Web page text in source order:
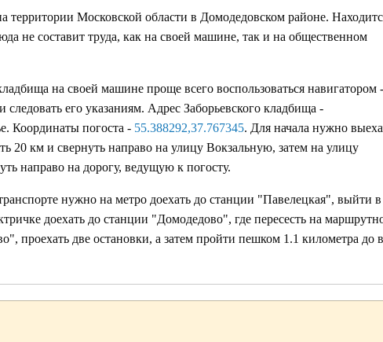
территории Московской области в Домодедовском районе.
не составит труда, как на своей машине, так и на общественном
на своей машине проще всего воспользоваться навигатором -
следовать его указаниям. Адрес Заборьевского кладбища -
Координаты погоста - 55.388292,37.767345. Для начала нужно
км и свернуть направо на улицу Вокзальную, затем на улицу
направо на дорогу, ведущую к погосту.
нужно на метро доехать до станции "Павелецкая", выйти в
доехать до станции "Домодедово", где пересесть на
проехать две остановки, а затем пройти пешком 1.1 километра до